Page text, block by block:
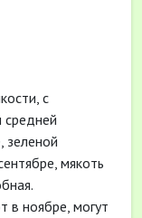
с
средней
зеленой
мякоть
в ноябре, могут